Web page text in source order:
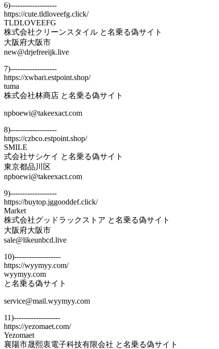
6)-------------------
https://cute.tldloveefg.click/
TLDLOVEEFG
株式会社クリーンスタイル と名乗る偽サイト
大阪府大阪市
new@drjefreeijk.live
7)-------------------
https://xwbari.estpoint.shop/
tuma
株式会社林商店 と名乗る偽サイト
npboewi@takeexact.com
8)-------------------
https://czbco.estpoint.shop/
SMILE
式会社サシケイ と名乗る偽サイト
東京都品川区
npboewi@takeexact.com
9)-------------------
https://buytop.jggooddef.click/
Market
株式会社グッドラックストア と名乗る偽サイト
大阪府大阪市
sale@likeunbcd.live
10)-------------------
https://wyymyy.com/
wyymyy.com
と名乗る偽サイト
service@mail.wyymyy.com
11)-------------------
https://yezomaet.com/
Yezomaet
襄陽市晟熙衷電子科技有限会社 と名乗る偽サイト